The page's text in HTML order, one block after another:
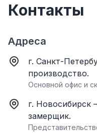
Контакты
Адреса
г. Санкт-
производство.
Основной офис и
г. Новосибирск
замерщик.